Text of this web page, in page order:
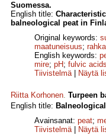
Suomessa.
English title:
balneological peat in
Original keywords:
maatuneisuus;
English keywords:
mire; pH; fulvic acids
Tiivistelmä| Näytä
Riitta Korhonen. Turpeen
English title:
Avainsanat: peat;
Tiivistelmä| Näytä